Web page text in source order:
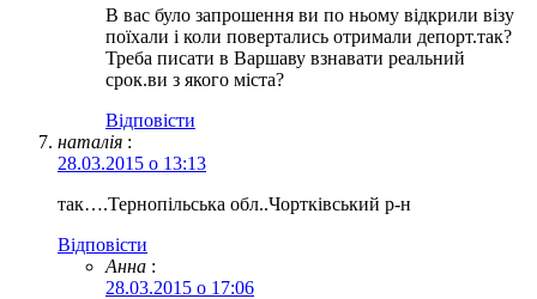
В вас було запрошення ви по ньому відкрили візу
поїхали і коли повертались отримали депорт.так?
Треба писати в Варшаву взнавати реальний
срок.ви з якого міста?
Відповіcти
наталія :
28.03.2015 о 13:13
так….Тернопільська обл..Чортківський р-н
Відповіcти
Анна :
28.03.2015 о 17:06